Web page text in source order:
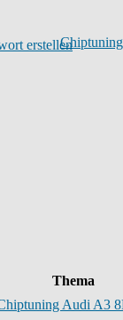
Thema
Audi A3